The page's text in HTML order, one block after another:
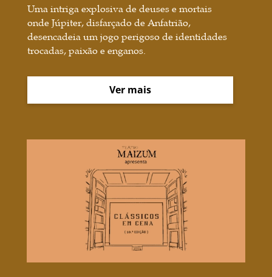
Uma intriga explosiva de deuses e mortais
onde Júpiter, disfarçado de Anfatrião,
desencadeia um jogo perigoso de identidades
trocadas, paixão e enganos.
Ver mais